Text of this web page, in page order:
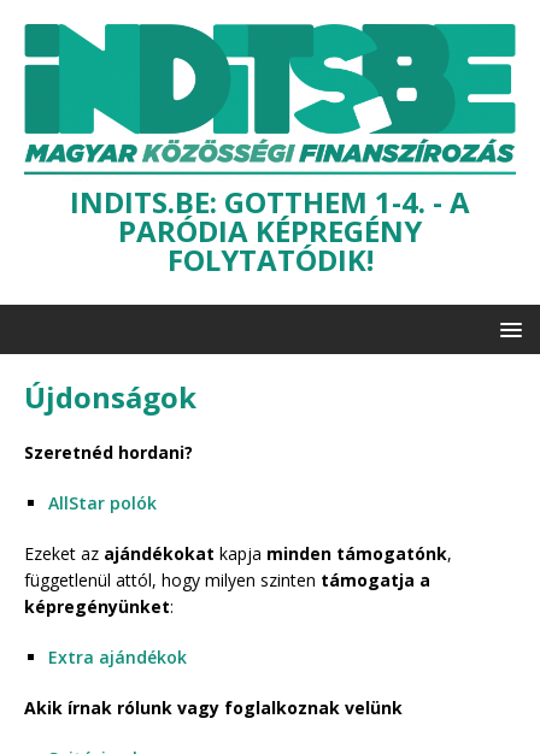
INDITS.BE: GOTTHEM 1-4. - A
PARÓDIA KÉPREGÉNY
FOLYTATÓDIK!
Újdonságok
Szeretnéd hordani?
AllStar polók
Ezeket az ajándékokat kapja minden támogatónk,
függetlenül attól, hogy milyen szinten támogatja a
képregényünket:
Extra ajándékok
Akik írnak rólunk vagy foglalkoznak velünk